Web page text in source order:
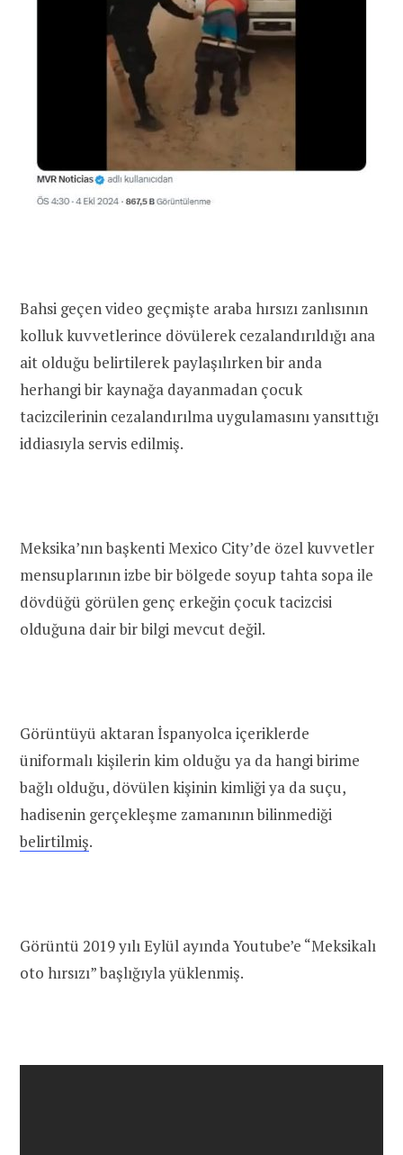
Bahsi geçen video geçmişte araba hırsızı zanlısının
kolluk kuvvetlerince dövülerek cezalandırıldığı ana
ait olduğu belirtilerek paylaşılırken bir anda
herhangi bir kaynağa dayanmadan çocuk
tacizcilerinin cezalandırılma uygulamasını yansıttığı
iddiasıyla servis edilmiş.
Meksika’nın başkenti Mexico City’de özel kuvvetler
mensuplarının izbe bir bölgede soyup tahta sopa ile
dövdüğü görülen genç erkeğin çocuk tacizcisi
olduğuna dair bir bilgi mevcut değil.
Görüntüyü aktaran İspanyolca içeriklerde
üniformalı kişilerin kim olduğu ya da hangi birime
bağlı olduğu, dövülen kişinin kimliği ya da suçu,
hadisenin gerçekleşme zamanının bilinmediği
belirtilmiş.
Görüntü 2019 yılı Eylül ayında Youtube’e “Meksikalı
oto hırsızı” başlığıyla yüklenmiş.